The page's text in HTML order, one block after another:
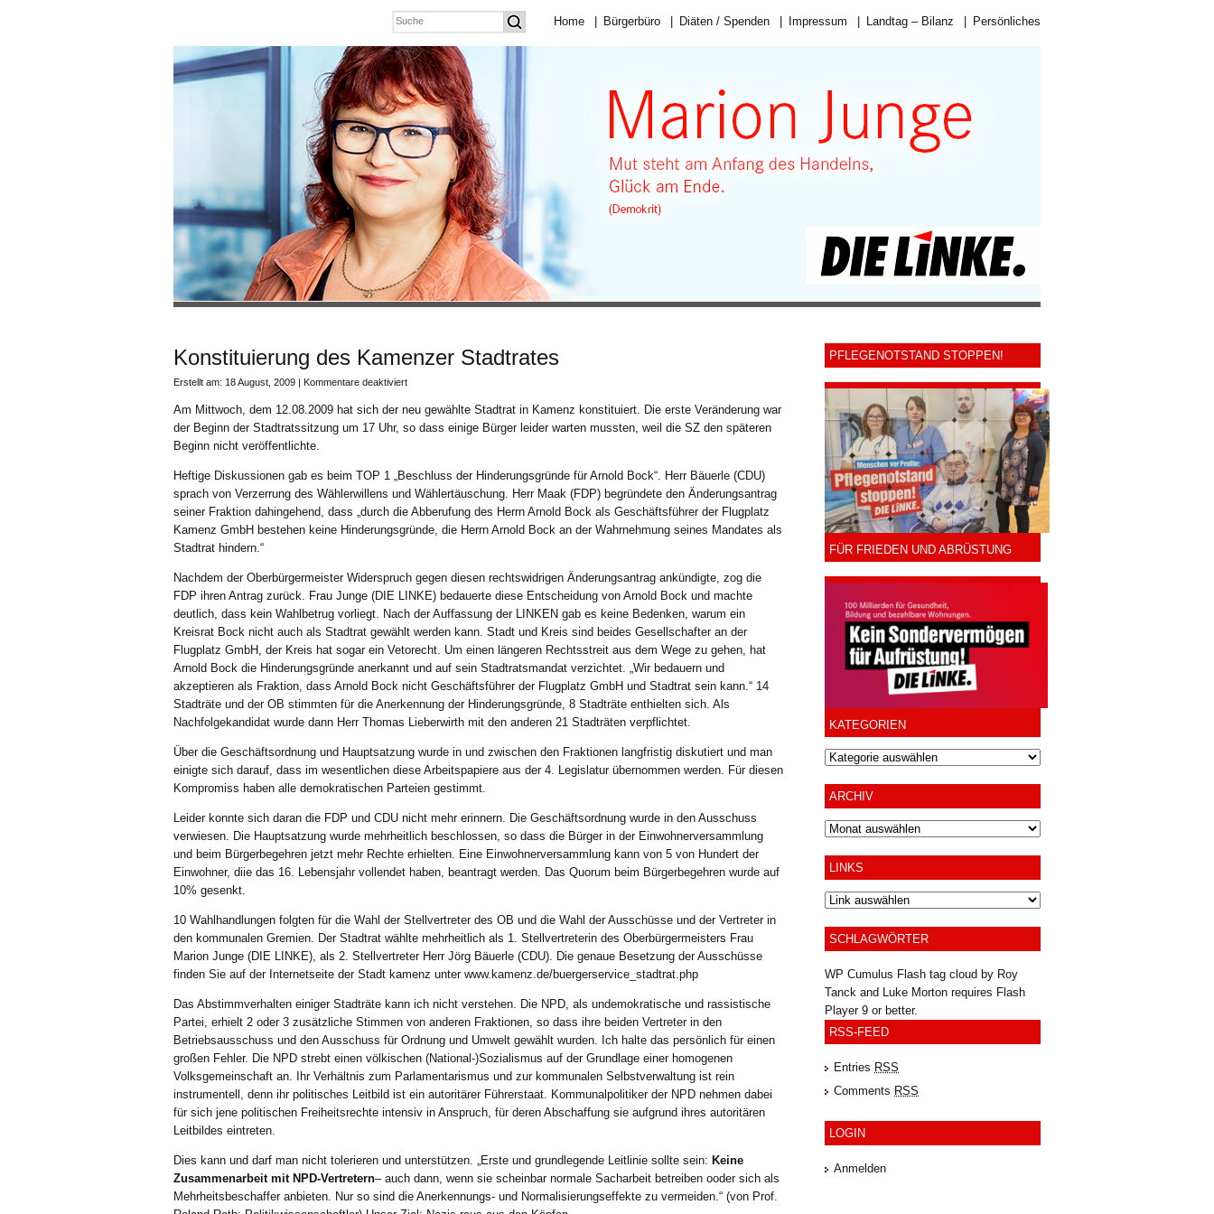
Home Bürgerbüro Diäten / Spenden Impressum Landtag – Bilanz Persönliches
Konstituierung des Kamenzer Stadtrates
Erstellt am: 18 August, 2009 | Kommentare deaktiviertfür
des
Kamenzer
Am Mittwoch, dem 12.08.2009 hat sich der neu gewählte Stadtrat in Kamenz konstituiert. Die erste Veränderung war
der Beginn der Stadtratssitzung um 17 Uhr, so dass einige Bürger leider warten mussten, weil die SZ den späteren
Beginn nicht veröffentlichte.
Heftige Diskussionen gab es beim TOP 1 „Beschluss der Hinderungsgründe für Arnold Bock“. Herr Bäuerle (CDU)
sprach von Verzerrung des Wählerwillens und Wählertäuschung. Herr Maak (FDP) begründete den Änderungsantrag
seiner Fraktion dahingehend, dass „durch die Abberufung des Herrn Arnold Bock als Geschäftsführer der Flugplatz
Kamenz GmbH bestehen keine Hinderungsgründe, die Herrn Arnold Bock an der Wahrnehmung seines Mandates als
Stadtrat hindern.“
Nachdem der Oberbürgermeister Widerspruch gegen diesen rechtswidrigen Änderungsantrag ankündigte, zog die
FDP ihren Antrag zurück. Frau Junge (DIE LINKE) bedauerte diese Entscheidung von Arnold Bock und machte
deutlich, dass kein Wahlbetrug vorliegt. Nach der Auffassung der LINKEN gab es keine Bedenken, warum ein
Kreisrat Bock nicht auch als Stadtrat gewählt werden kann. Stadt und Kreis sind beides Gesellschafter an der
Flugplatz GmbH, der Kreis hat sogar ein Vetorecht. Um einen längeren Rechtsstreit aus dem Wege zu gehen, hat
Arnold Bock die Hinderungsgründe anerkannt und auf sein Stadtratsmandat verzichtet. „Wir bedauern und
akzeptieren als Fraktion, dass Arnold Bock nicht Geschäftsführer der Flugplatz GmbH und Stadtrat sein kann.“ 14
Stadträte und der OB stimmten für die Anerkennung der Hinderungsgründe, 8 Stadträte enthielten sich. Als
Nachfolgekandidat wurde dann Herr Thomas Lieberwirth mit den anderen 21 Stadträten verpflichtet.
Über die Geschäftsordnung und Hauptsatzung wurde in und zwischen den Fraktionen langfristig diskutiert und man
einigte sich darauf, dass im wesentlichen diese Arbeitspapiere aus der 4. Legislatur übernommen werden. Für diesen
Kompromiss haben alle demokratischen Parteien gestimmt.
Leider konnte sich daran die FDP und CDU nicht mehr erinnern. Die Geschäftsordnung wurde in den Ausschuss
verwiesen. Die Hauptsatzung wurde mehrheitlich beschlossen, so dass die Bürger in der Einwohnerversammlung
und beim Bürgerbegehren jetzt mehr Rechte erhielten. Eine Einwohnerversammlung kann von 5 von Hundert der
Einwohner, diie das 16. Lebensjahr vollendet haben, beantragt werden. Das Quorum beim Bürgerbegehren wurde auf
10% gesenkt.
10 Wahlhandlungen folgten für die Wahl der Stellvertreter des OB und die Wahl der Ausschüsse und der Vertreter in
den kommunalen Gremien. Der Stadtrat wählte mehrheitlich als 1. Stellvertreterin des Oberbürgermeisters Frau
Marion Junge (DIE LINKE), als 2. Stellvertreter Herr Jörg Bäuerle (CDU). Die genaue Besetzung der Ausschüsse
finden Sie auf der Internetseite der Stadt kamenz unter www.kamenz.de/buergerservice_stadtrat.php
Das Abstimmverhalten einiger Stadträte kann ich nicht verstehen. Die NPD, als undemokratische und rassistische
Partei, erhielt 2 oder 3 zusätzliche Stimmen von anderen Fraktionen, so dass ihre beiden Vertreter in den
Betriebsausschuss und den Ausschuss für Ordnung und Umwelt gewählt wurden. Ich halte das persönlich für einen
großen Fehler. Die NPD strebt einen völkischen (National-)Sozialismus auf der Grundlage einer homogenen
Volksgemeinschaft an. Ihr Verhältnis zum Parlamentarismus und zur kommunalen Selbstverwaltung ist rein
instrumentell, denn ihr politisches Leitbild ist ein autoritärer Führerstaat. Kommunalpolitiker der NPD nehmen dabei
für sich jene politischen Freiheitsrechte intensiv in Anspruch, für deren Abschaffung sie aufgrund ihres autoritären
Leitbildes eintreten.
Dies kann und darf man nicht tolerieren und unterstützen. „Erste und grundlegende Leitlinie sollte sein: Keine
Zusammenarbeit mit NPD-Vertretern– auch dann, wenn sie scheinbar normale Sacharbeit betreiben ooder sich als
Mehrheitsbeschaffer anbieten. Nur so sind die Anerkennungs- und Normalisierungseffekte zu vermeiden.“ (von Prof.
PFLEGENOTSTAND STOPPEN!
FÜR FRIEDEN UND ABRÜSTUNG
KATEGORIEN
ARCHIV
Archiv
LINKS
SCHLAGWÖRTER
WP Cumulus Flash tag cloud by Roy
Tanck and Luke Morton requires Flash
Player9 or better.
RSS-FEED
Entries RSS
Comments RSS
LOGIN
Anmelden